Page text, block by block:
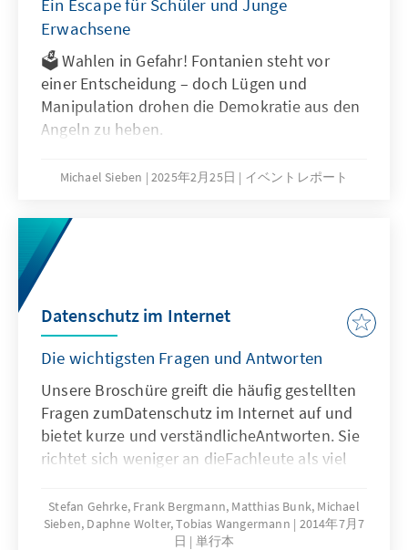
Ein Escape für Schüler und Junge
Erwachsene
🗳 Wahlen in Gefahr! Fontanien steht vor
einer Entscheidung – doch Lügen und
Manipulation drohen die Demokratie aus den
Angeln zu heben.
Michael Sieben 2025年2月25日 イベントレポート
Datenschutz im Internet
Die wichtigsten Fragen und Antworten
Unsere Broschüre greift die häufig gestellten
Fragen zumDatenschutz im Internet auf und
bietet kurze und verständlicheAntworten. Sie
richtet sich weniger an dieFachleute als viel
rechtlichenund technischen Zusammenhänge
noch nichtso vertraut sind.
Stefan Gehrke, Frank Bergmann, Matthias Bunk, Michael
Sieben, Daphne Wolter, Tobias Wangermann
2014年7月7
日
単行本